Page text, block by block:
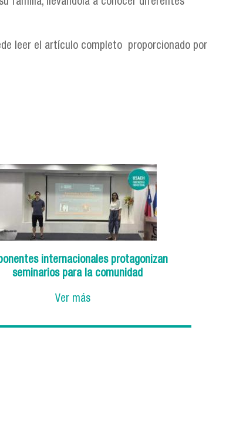
leer el artículo completo proporcionado por
internacionales protagonizan
seminarios para la comunidad
Ver más